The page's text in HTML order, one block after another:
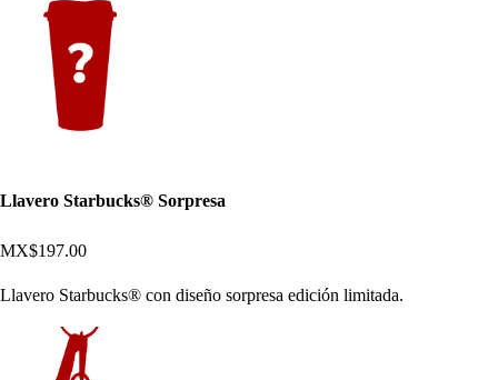
Llavero Starbucks® Sorpresa
MX$197.00
Llavero Starbucks® con diseño sorpresa edición limitada.